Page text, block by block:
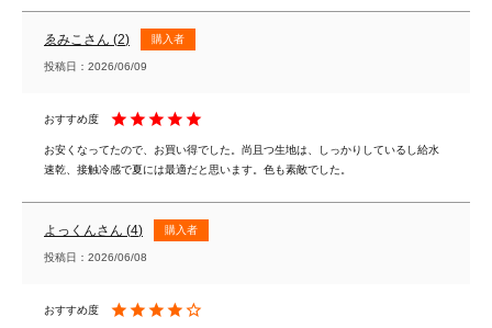
ゑみこ 2 購入者
投稿日 2026/06/09
お安くなってたので、お買い得でした。尚且つ生地は、しっかりしているし給水
速乾、接触冷感で夏には最適だと思います。色も素敵でした。
よっくん 4 購入者
投稿日 2026/06/08